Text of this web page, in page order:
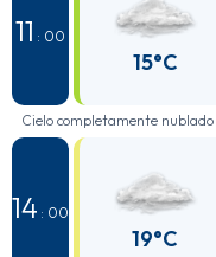
11 : 00
15°C
Cielo completamente nublado
14 : 00
19°C